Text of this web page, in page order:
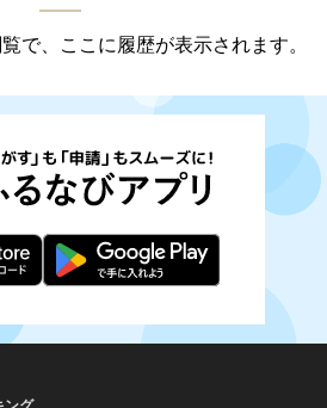
で、ここに履歴が表示されます。